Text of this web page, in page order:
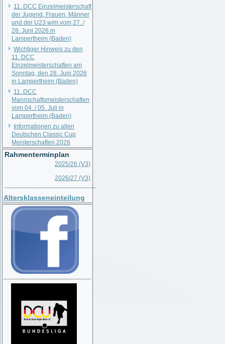
11. DCC Einzelmeisterschaft
der Jugend, Frauen, Männer
und der U23 w/m vom 27. /
28. Juni 2026 in
Lampertheim (Baden)
Wichtiger Hinweis zu den
11. DCC
Einzelmeisterschaften am
Sonntag, den 28. Juni 2026
in Lampertheim (Baden)
11. DCC
Mannschaftsmeisterschaften
vom 04. / 05. Juli in
Lampertheim (Baden)
Informationen zu allen
Deutschen Classic Cup
Meisterschaften 2026
Rahmenterminplan
2025/26 (V3)
2026/27 (V3)
Altersklasseneinteilung